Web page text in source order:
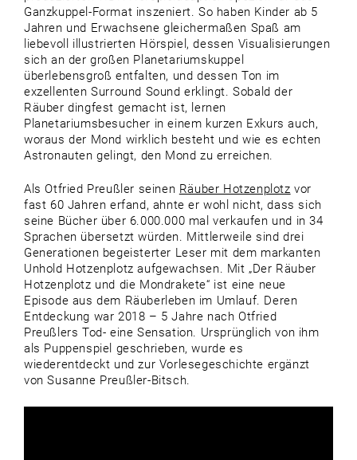
Ganzkuppel-Format inszeniert. So haben Kinder ab 5
Jahren und Erwachsene gleichermaßen Spaß am
liebevoll illustrierten Hörspiel, dessen Visualisierungen
sich an der großen Planetariumskuppel
überlebensgroß entfalten, und dessen Ton im
exzellenten Surround Sound erklingt. Sobald der
Räuber dingfest gemacht ist, lernen
Planetariumsbesucher in einem kurzen Exkurs auch,
woraus der Mond wirklich besteht und wie es echten
Astronauten gelingt, den Mond zu erreichen.
Als Otfried Preußler seinen Räuber Hotzenplotz vor
fast 60 Jahren erfand, ahnte er wohl nicht, dass sich
seine Bücher über 6.000.000 mal verkaufen und in 34
Sprachen übersetzt würden. Mittlerweile sind drei
Generationen begeisterter Leser mit dem markanten
Unhold Hotzenplotz aufgewachsen. Mit „Der Räuber
Hotzenplotz und die Mondrakete“ ist eine neue
Episode aus dem Räuberleben im Umlauf. Deren
Entdeckung war 2018 – 5 Jahre nach Otfried
Preußlers Tod- eine Sensation. Ursprünglich von ihm
als Puppenspiel geschrieben, wurde es
wiederentdeckt und zur Vorlesegeschichte ergänzt
von Susanne Preußler-Bitsch.